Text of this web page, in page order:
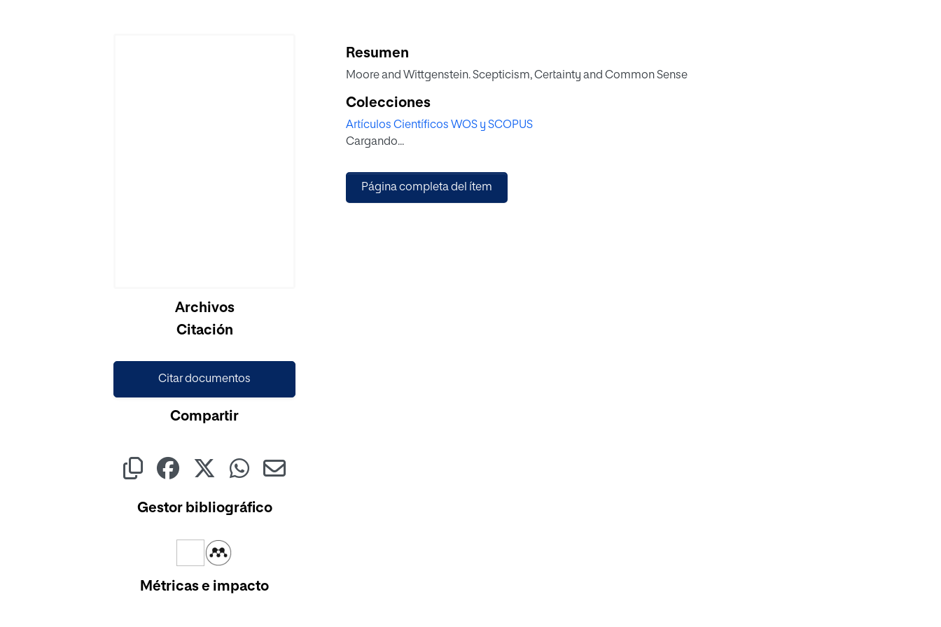
Archivos
Citación
Citar documentos
Compartir
Gestor bibliográfico
Métricas e impacto
Resumen
Moore and Wittgenstein. Scepticism, Certainty and Common Sense
Colecciones
Artículos Científicos WOS y SCOPUS
Cargando...
Página completa del ítem